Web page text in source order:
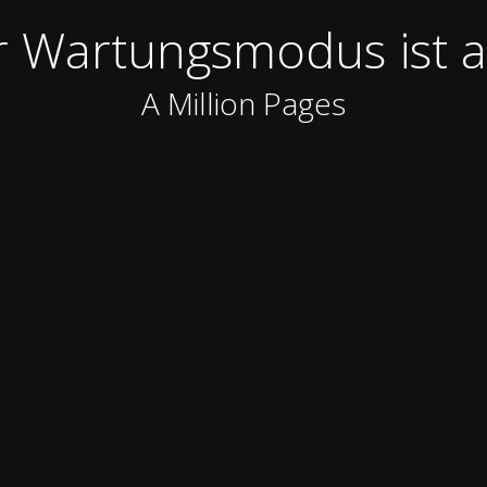
Wartungsmodus ist
A Million Pages